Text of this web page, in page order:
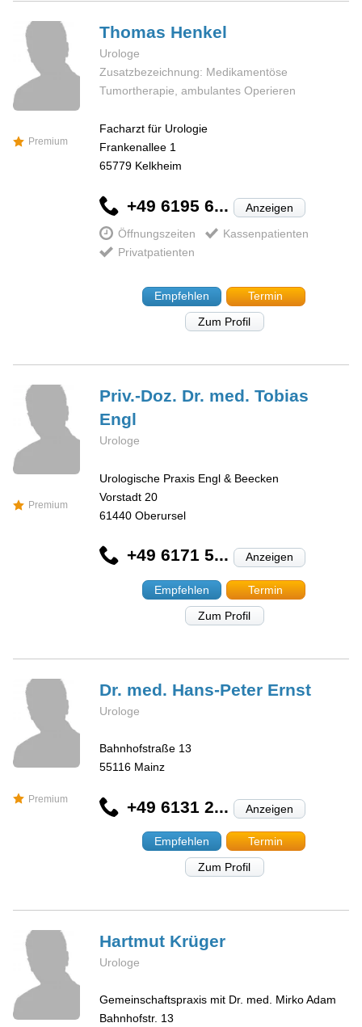
Premium
Thomas Henkel
Urologe
Zusatzbezeichnung: Medikamentöse
Tumortherapie, ambulantes Operieren
Facharzt für Urologie
Frankenallee 1
65779 Kelkheim
+49 6195 6... Anzeigen
Öffnungszeiten
Kassenpatienten
Privatpatienten
Empfehlen
Termin
Zum Profil
Premium
Priv.-Doz. Dr. med. Tobias
Engl
Urologe
Urologische Praxis Engl & Beecken
Vorstadt 20
61440 Oberursel
+49 6171 5... Anzeigen
Empfehlen
Termin
Zum Profil
Premium
Dr. med. Hans-Peter Ernst
Urologe
Bahnhofstraße 13
55116 Mainz
+49 6131 2... Anzeigen
Empfehlen
Termin
Zum Profil
Hartmut Krüger
Urologe
Gemeinschaftspraxis mit Dr. med. Mirko Adam
Bahnhofstr. 13